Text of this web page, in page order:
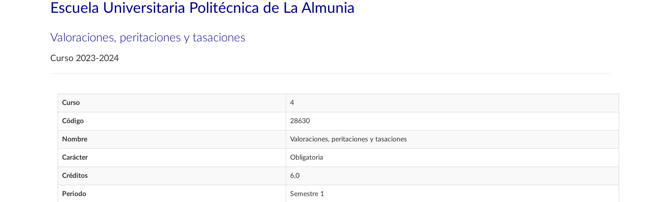
Escuela Universitaria Politécnica de La Almunia
Valoraciones, peritaciones y tasaciones
Curso 2023-2024
Curso 4
Código 28630
Nombre Valoraciones, peritaciones y tasaciones
Carácter Obligatoria
Créditos 6,0
Periodo Semestre 1